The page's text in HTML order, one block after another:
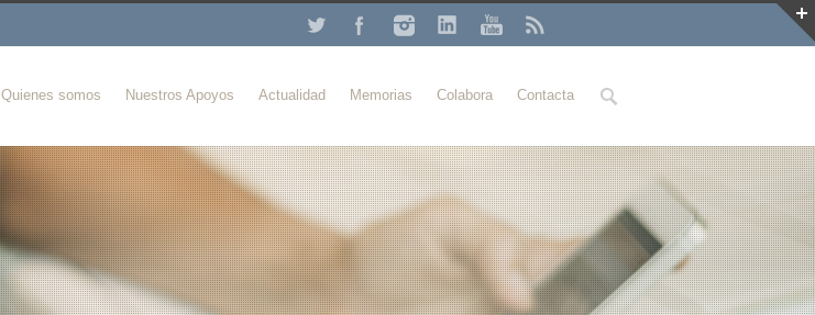
Buscar
Quienes somos Nuestros Apoyos Actualidad Memorias Colabora Contacta